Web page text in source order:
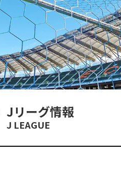
Jリーグ情報
J LEAGUE